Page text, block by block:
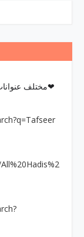
❤مختلف عنوانات پر کتب آن لائن مطالعہ اور ڈاؤن لوڈ کریں❤